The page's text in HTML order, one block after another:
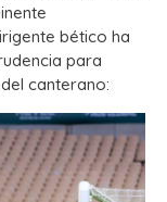
bético ha
para
canterano: